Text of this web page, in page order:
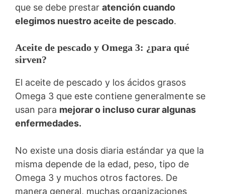
que se debe prestar atención cuando
elegimos nuestro aceite de pescado.
Aceite de pescado y Omega 3: ¿para qué
sirven?
El aceite de pescado y los ácidos grasos
Omega 3 que este contiene generalmente se
usan para mejorar o incluso curar algunas
enfermedades.
No existe una dosis diaria estándar ya que la
misma depende de la edad, peso, tipo de
Omega 3 y muchos otros factores. De
manera general, muchas organizaciones